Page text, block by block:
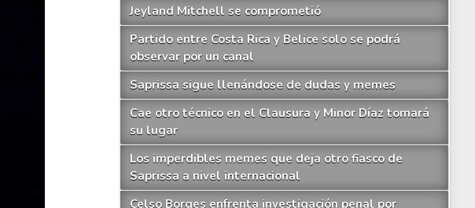
Jeyland Mitchell se comprometió
Partido entre Costa Rica y Belice solo se podrá
observar por un canal
Saprissa sigue llenándose de dudas y memes
Cae otro técnico en el Clausura y Minor Díaz tomará
su lugar
Los imperdibles memes que deja otro fiasco de
Saprissa a nivel internacional
Celso Borges enfrenta investigación penal por